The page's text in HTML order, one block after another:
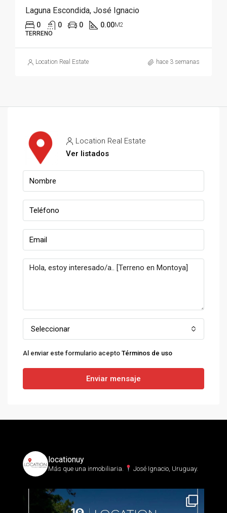
Laguna Escondida, José Ignacio
0 0 0 0.00M2
TERRENO
Location Real Estate hace 3 semanas
Location Real Estate
Ver listados
Seleccionar
Al enviar este formulario acepto Términos de uso
Enviar mensaje
locationuy
Más que una inmobiliaria.⁣ José Ignacio, Uruguay.